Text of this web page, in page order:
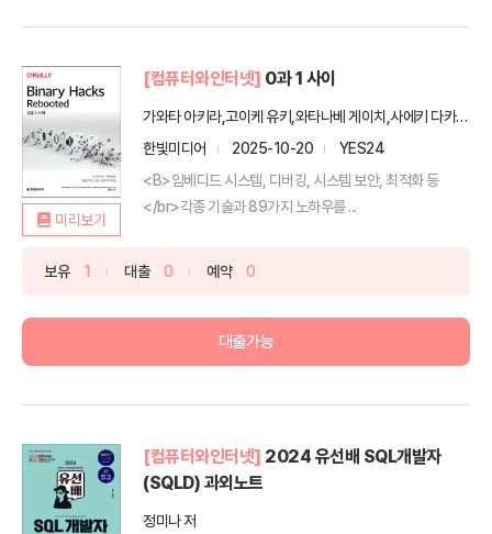
미리보기
[컴퓨터와인터넷] 0과 1 사이
가와타 아키라,고이케 유키,와타나베 게이치,사에키 다카야,아라타 미즈키 공저/진명조 역
한빛미디어
2025-10-20
YES24
<B>임베디드 시스템, 디버깅, 시스템 보안, 최적화 등
</br>각종 기술과 89가지 노하우를 ...
보유 1 대출 0 예약 0
대출가능
[컴퓨터와인터넷] 2024 유선배 SQL개발자
(SQLD) 과외노트
정미나 저